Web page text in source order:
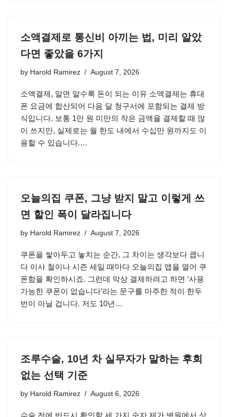
소액결제로 통신비 아끼는 법, 미리 알았
다면 좋았을 6가지
by Harold Ramirez August 7, 2026
소액결제, 알면 알수록 돈이 되는 이유 소액결제는 휴대
폰 요금에 합산되어 다음 달 청구서에 포함되는 결제 방
식입니다. 보통 1만 원 미만의 작은 금액을 결제할 때 많
이 쓰지만, 실제로는 월 한도 내에서 수십만 원까지도 이
용할 수 있습니다.…
오늘의집 쿠폰, 그냥 받지 말고 이렇게 쓰
면 할인 폭이 달라집니다
by Harold Ramirez August 7, 2026
쿠폰을 쌓아두고 놓치는 순간, 그 차이는 생각보다 큽니
다 이사 철이나 시즌 세일 때마다 오늘의집 앱을 열어 쿠
폰함을 확인하시죠. 그런데 막상 결제하려고 하면 ‘사용
가능한 쿠폰이 없습니다’라는 문구를 마주한 적이 한두
번이 아닐 겁니다. 저도 10년…
조루수술, 10년 차 실무자가 말하는 후회
없는 선택 기준
by Harold Ramirez August 6, 2026
수술 전에 반드시 확인할 세 가지 숫자 제가 병원에서 상